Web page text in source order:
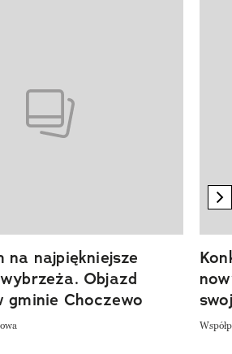
na najpiękniejsze
Objazd
gminie Choczewo